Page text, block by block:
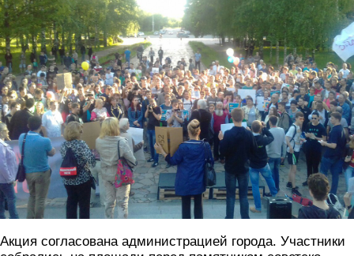
Акция согласована администрацией города. Участники